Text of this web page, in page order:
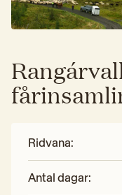
Ridvana:
Antal dagar: